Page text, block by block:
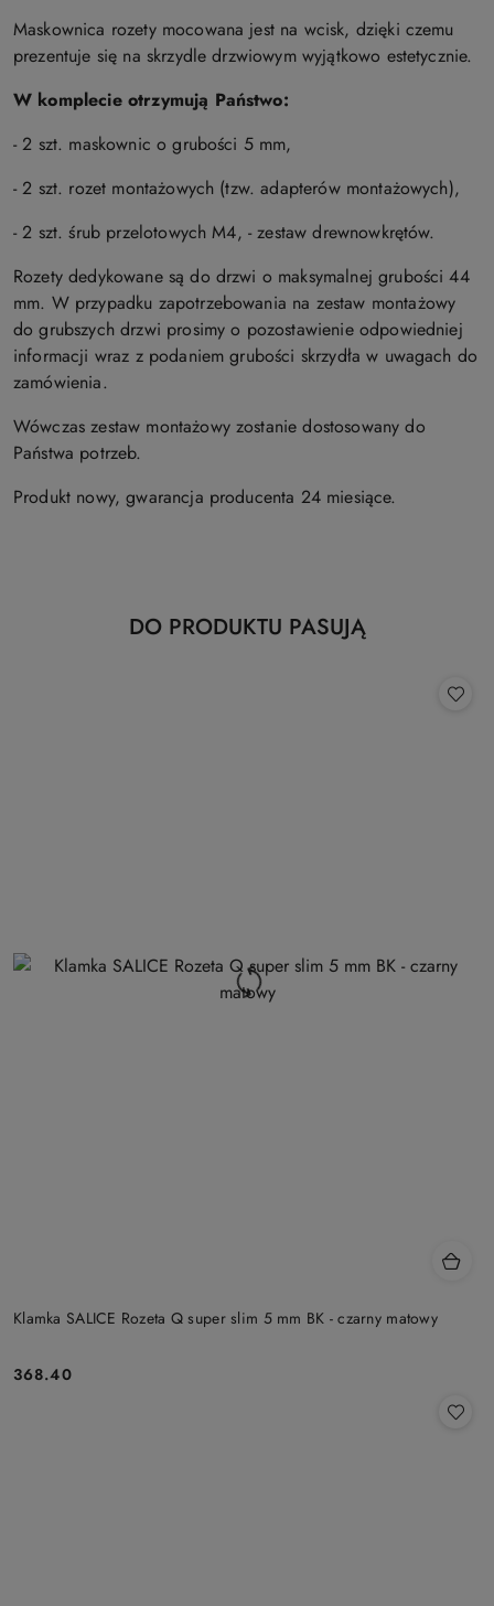
Maskownica rozety mocowana jest na wcisk, dzięki czemu
prezentuje się na skrzydle drzwiowym wyjątkowo estetycznie.
W komplecie otrzymują Państwo:
- 2 szt. maskownic o grubości 5 mm,
- 2 szt. rozet montażowych (tzw. adapterów montażowych),
- 2 szt. śrub przelotowych M4, - zestaw drewnowkrętów.
Rozety dedykowane są do drzwi o maksymalnej grubości 44
mm. W przypadku zapotrzebowania na zestaw montażowy
do grubszych drzwi prosimy o pozostawienie odpowiedniej
informacji wraz z podaniem grubości skrzydła w uwagach do
zamówienia.
Wówczas zestaw montażowy zostanie dostosowany do
Państwa potrzeb.
Produkt nowy, gwarancja producenta 24 miesiące.
Pomiń karuzelę produktów
Produkty
DO PRODUKTU PASUJĄ
Klamka SALICE Rozeta Q super slim 5 mm BK - czarny matowy
Cena:
368.40